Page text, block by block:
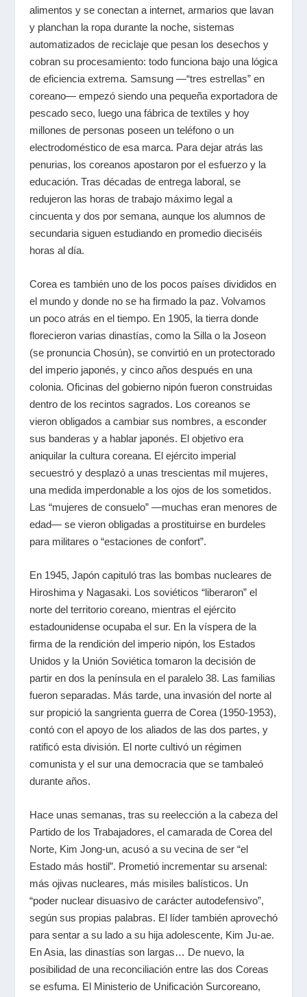
alimentos y se conectan a internet, armarios que lavan
y planchan la ropa durante la noche, sistemas
automatizados de reciclaje que pesan los desechos y
cobran su procesamiento: todo funciona bajo una lógica
de eficiencia extrema. Samsung—“tres estrellas” en
coreano—empezó siendo una pequeña exportadora de
pescado seco, luego una fábrica de textiles y hoy
millones de personas poseen un teléfono o un
electrodoméstico de esa marca. Para dejar atrás las
penurias, los coreanos apostaron por el esfuerzo y la
educación. Tras décadas de entrega laboral, se
redujeron las horas de trabajo máximo legal a
cincuenta y dos por semana, aunque los alumnos de
secundaria siguen estudiando en promedio dieciséis
horas al día.
Corea es también uno de los pocos países divididos en
el mundo y donde no se ha firmado la paz. Volvamos
un poco atrás en el tiempo. En 1905, la tierra donde
florecieron varias dinastías, como la Silla o la Joseon
(se pronuncia Chosún), se convirtió en un protectorado
del imperio japonés, y cinco años después en una
colonia. Oficinas del gobierno nipón fueron construidas
dentro de los recintos sagrados. Los coreanos se
vieron obligados a cambiar sus nombres, a esconder
sus banderas y a hablar japonés. El objetivo era
aniquilar la cultura coreana. El ejército imperial
secuestró y desplazó a unas trescientas mil mujeres,
una medida imperdonable a los ojos de los sometidos.
Las “mujeres de consuelo” —muchas eran menores de
edad—se vieron obligadas a prostituirse en burdeles
para militares o “estaciones de confort”.
En 1945, Japón capituló tras las bombas nucleares de
Hiroshima y Nagasaki. Los soviéticos “liberaron” el
norte del territorio coreano, mientras el ejército
estadounidense ocupaba el sur. En la víspera de la
firma de la rendición del imperio nipón, los Estados
Unidos y la Unión Soviética tomaron la decisión de
partir en dos la península en el paralelo 38. Las familias
fueron separadas. Más tarde, una invasión del norte al
sur propició la sangrienta guerra de Corea (1950-1953),
contó con el apoyo de los aliados de las dos partes, y
ratificó esta división. El norte cultivó un régimen
comunista y el sur una democracia que se tambaleó
durante años.
Hace unas semanas, tras su reelección a la cabeza del
Partido de los Trabajadores, el camarada de Corea del
Norte, Kim Jong-un, acusó a su vecina de ser “el
Estado más hostil”. Prometió incrementar su arsenal:
más ojivas nucleares, más misiles balísticos. Un
“poder nuclear disuasivo de carácter autodefensivo”,
según sus propias palabras. El líder también aprovechó
para sentar a su lado a su hija adolescente, Kim Ju-ae.
En Asia, las dinastías son largas… De nuevo, la
posibilidad de una reconciliación entre las dos Coreas
se esfuma. El Ministerio de Unificación Surcoreano,